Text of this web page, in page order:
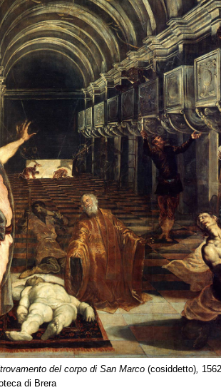
del corpo di San Marco (cosiddetto),
di Brera